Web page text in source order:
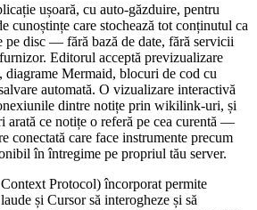
ușoară, cu auto-găzduire, pentru
cunoștințe care stochează tot conținutul ca
pe disc — fără bază de date, fără servicii
Editorul acceptă previzualizare
Mermaid, blocuri de cod cu
automată. O vizualizare interactivă
dintre notițe prin wikilink-uri, și
arată ce notițe o referă pe cea curentă —
conectată care face instrumente precum
în întregime pe propriul tău server.
Protocol) încorporat permite
și Cursor să interogheze și să